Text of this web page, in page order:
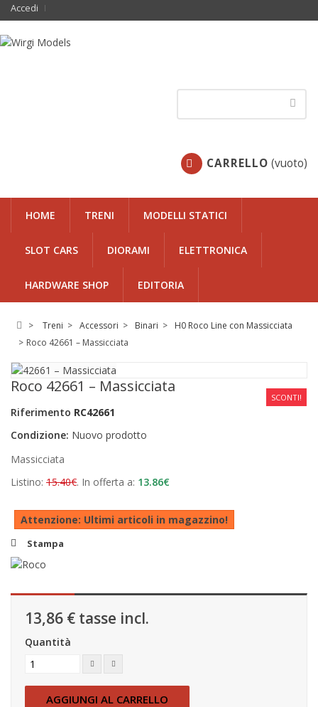
Accedi
CARRELLO (vuoto)
HOME TRENI MODELLI STATICI
SLOT CARS DIORAMI ELETTRONICA
HARDWARE SHOP EDITORIA
> Treni > Accessori > Binari >
H0 Roco Line con Massicciata
> Roco 42661 – Massicciata
SCONTI!
Roco 42661 – Massicciata
Riferimento RC42661
Condizione: Nuovo prodotto
Massicciata
Listino: 15.40€. In offerta a: 13.86€
Attenzione: Ultimi articoli in magazzino!
Stampa
13,86 € tasse incl.
Quantità
AGGIUNGI AL CARRELLO